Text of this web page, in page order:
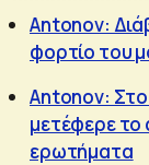
Antonov:
φορτίο του
Antonov: Στο
μετέφερε το
ερωτήματα